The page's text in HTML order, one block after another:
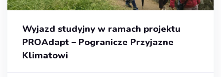
Wyjazd studyjny w ramach projektu
PROAdapt – Pogranicze Przyjazne
Klimatowi